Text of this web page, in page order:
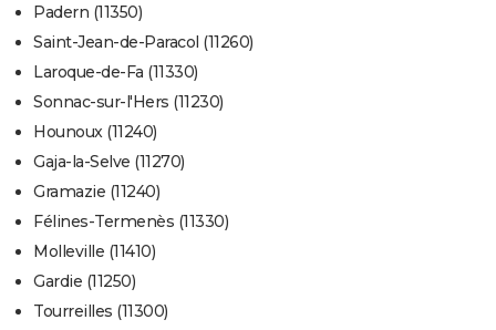
Padern (11350)
Saint-Jean-de-Paracol (11260)
Laroque-de-Fa (11330)
Sonnac-sur-l'Hers (11230)
Hounoux (11240)
Gaja-la-Selve (11270)
Gramazie (11240)
Félines-Termenès (11330)
Molleville (11410)
Gardie (11250)
Tourreilles (11300)